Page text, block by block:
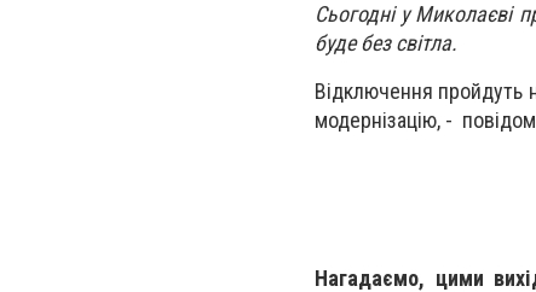
Сьогодні у Миколаєві
буде без світла.
Відключення пройдуть
модернізацію, -
Нагадаємо, цими